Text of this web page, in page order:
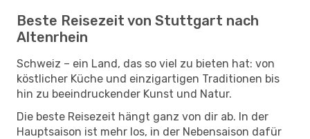
Beste Reisezeit von Stuttgart nach
Altenrhein
Schweiz – ein Land, das so viel zu bieten hat: von
köstlicher Küche und einzigartigen Traditionen bis
hin zu beeindruckender Kunst und Natur.
Die beste Reisezeit hängt ganz von dir ab. In der
Hauptsaison ist mehr los, in der Nebensaison dafür